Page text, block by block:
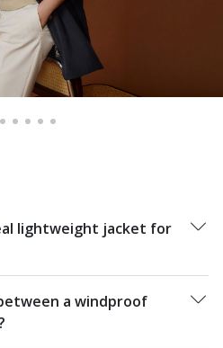
lightweight jacket for
a windproof